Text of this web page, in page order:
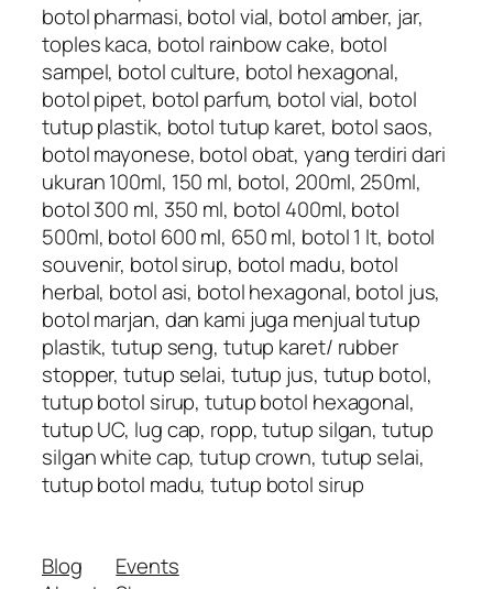
botol pharmasi, botol vial, botol amber, jar,
toples kaca, botol rainbow cake, botol
sampel, botol culture, botol hexagonal,
botol pipet, botol parfum, botol vial, botol
tutup plastik, botol tutup karet, botol saos,
botol mayonese, botol obat, yang terdiri dari
ukuran 100ml, 150 ml, botol, 200ml, 250ml,
botol 300 ml, 350 ml, botol 400ml, botol
500ml, botol 600 ml, 650 ml, botol 1 lt, botol
souvenir, botol sirup, botol madu, botol
herbal, botol asi, botol hexagonal, botol jus,
botol marjan, dan kami juga menjual tutup
plastik, tutup seng, tutup karet/ rubber
stopper, tutup selai, tutup jus, tutup botol,
tutup botol sirup, tutup botol hexagonal,
tutup UC, lug cap, ropp, tutup silgan, tutup
silgan white cap, tutup crown, tutup selai,
tutup botol madu, tutup botol sirup
Blog
Events